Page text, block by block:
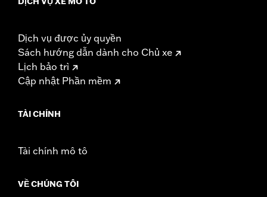
Dịch vụ được ủy quyền
Sách hướng dẫn dành cho Chủ xe
Lịch bảo trì
Cập nhật Phần mềm
TÀI CHÍNH
Tài chính mô tô
VỀ CHÚNG TÔI